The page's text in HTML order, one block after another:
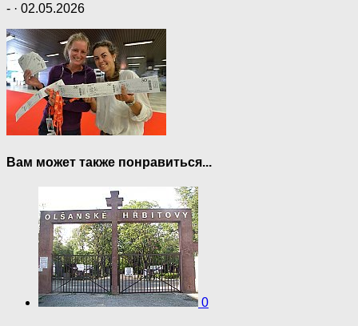
- · 02.05.2026
Вам может также понравиться...
0